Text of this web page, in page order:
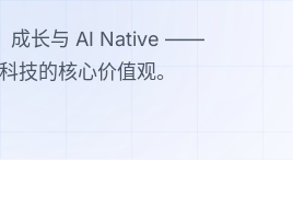
成长与 AI Native ——
技的核心价值观。